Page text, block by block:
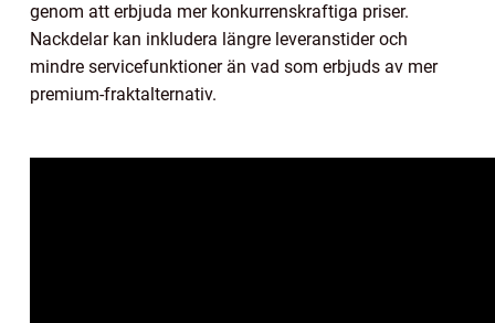
genom att erbjuda mer konkurrenskraftiga priser.
Nackdelar kan inkludera längre leveranstider och
mindre servicefunktioner än vad som erbjuds av mer
premium-fraktalternativ.